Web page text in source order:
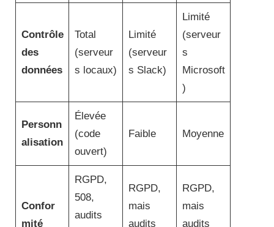
Contrôle
des
données
Total
(serveur
s locaux)
Limité
(serveur
s Slack)
Limité
(serveur
s
Microsoft
)
Personn
alisation
Élevée
(code
ouvert)
Faible Moyenne
Confor
mité
RGPD,
508,
audits
RGPD,
mais
audits
RGPD,
mais
audits